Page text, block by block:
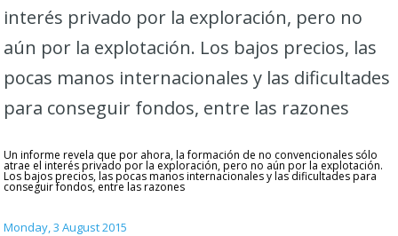
interés privado por la exploración, pero no
aún por la explotación. Los bajos precios, las
pocas manos internacionales y las dificultades
para conseguir fondos, entre las razones
Un informe revela que por ahora, la formación de no convencionales sólo
atrae el interés privado por la exploración, pero no aún por la explotación.
Los bajos precios, las pocas manos internacionales y las dificultades para
conseguir fondos, entre las razones
Monday, 3 August 2015